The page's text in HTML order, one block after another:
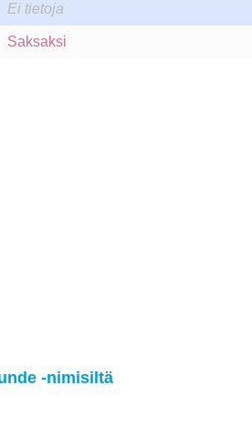
Ei tietoja
Saksaksi
-nimisiltä